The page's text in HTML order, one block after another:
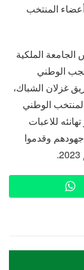
المنتخب
الجامعة الملكية
الوطني
غزلان الشباك،
الوطني
للاعبات
جهودهم وقدموا